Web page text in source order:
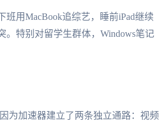
用MacBook追综艺，睡前iPad继续
特别对留学生群体，Windows笔记
为加速器建立了两条独立通路：视频